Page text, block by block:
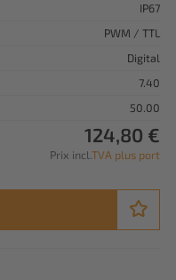
IP67
PWM / TTL
Digital
7.40
50.00
124,80 €
Prix incl. TVA plus port